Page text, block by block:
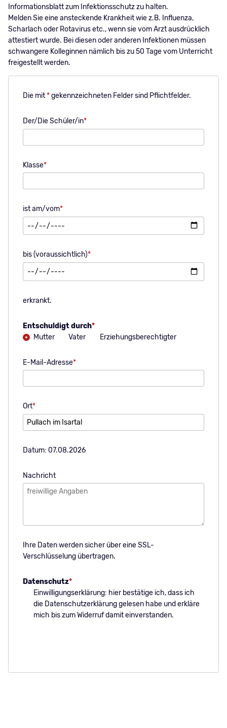
Informationsblatt zum Infektionsschutz zu halten.
Melden Sie eine ansteckende Krankheit wie z.B. Influenza,
Scharlach oder Rotavirus etc., wenn sie vom Arzt ausdrücklich
attestiert wurde. Bei diesen oder anderen Infektionen müssen
schwangere Kolleginnen nämlich bis zu 50 Tage vom Unterricht
freigestellt werden.
Die mit*gekennzeichneten Felder sind Pflichtfelder.
Pflichtfeld
Der/Die Schüler/in*
Pflichtfeld
Klasse*
Pflichtfeld
ist am/vom*
Pflichtfeld
bis (voraussichtlich)*
erkrankt.
Pflichtfeld
Entschuldigt durch*
Mutter
Vater Erziehungsberechtigter
Pflichtfeld
E-Mail-Adresse*
Pflichtfeld
Ort*
Datum: 07.08.2026
Nachricht
Ihre Daten werden sicher über eine SSL-
Verschlüsselung übertragen.
Pflichtfeld
Datenschutz*
Einwilligungserklärung: hier bestätige ich, dass ich
die Datenschutzerklärunggelesen habe und erkläre
mich bis zum Widerruf damit einverstanden.
senden